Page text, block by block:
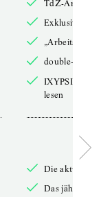
TdZ-Artikel
Exklusive
double-
lesen
Die aktuelle
Das jährliche